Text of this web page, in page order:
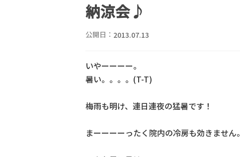
納涼会♪
公開日： 2013.07.13
いやーーーー。
暑い。。。。(T-T)
梅雨も明け、連日連夜の猛暑です！
まーーーーったく院内の冷房も効きません。